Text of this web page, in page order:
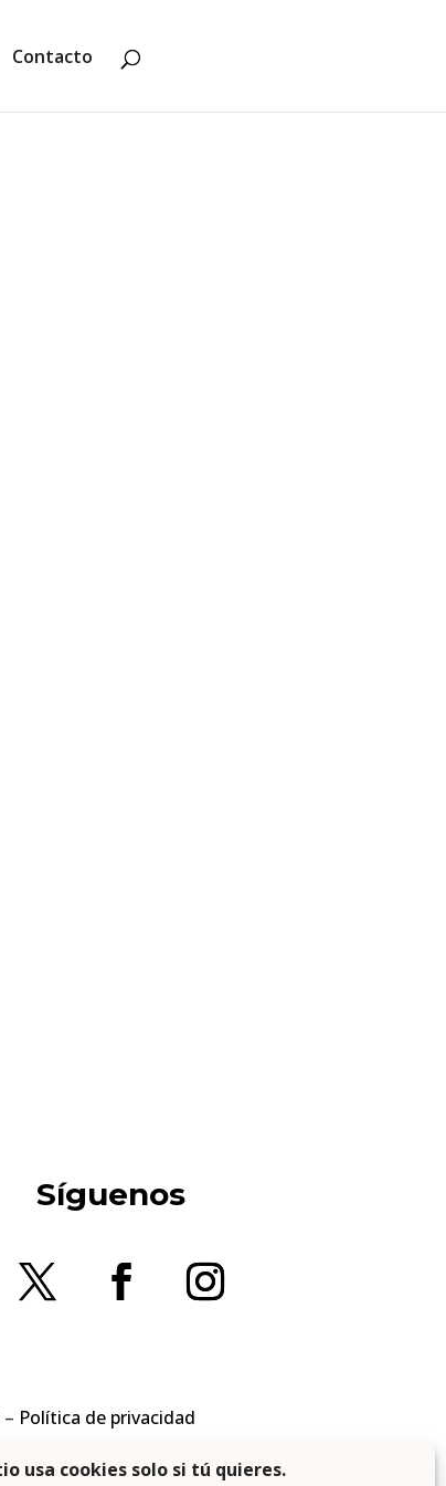
Contacto
Síguenos
– Política de privacidad